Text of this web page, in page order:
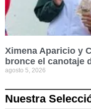
Ximena Aparicio y
bronce el canotaje
agosto 5, 2026
Nuestra